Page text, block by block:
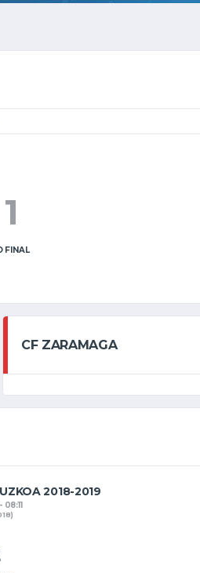
1
FINAL
CF ZARAMAGA
2018-2019
08:11